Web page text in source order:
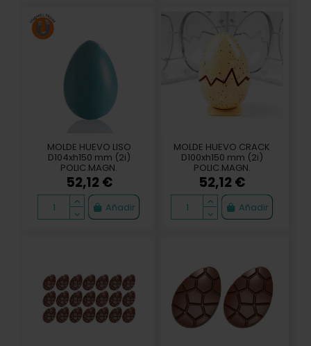
MOLDE HUEVO LISO
D104xh150 mm (2i)
POLIC.MAGN.
52,12 €
Añadir
MOLDE HUEVO CRACK
D100xh150 mm (2i)
POLIC.MAGN.
52,12 €
Añadir